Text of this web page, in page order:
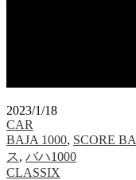
2023/1/18
CAR
BAJA 1000, SCORE
ス, バハ1000
CLASSIX